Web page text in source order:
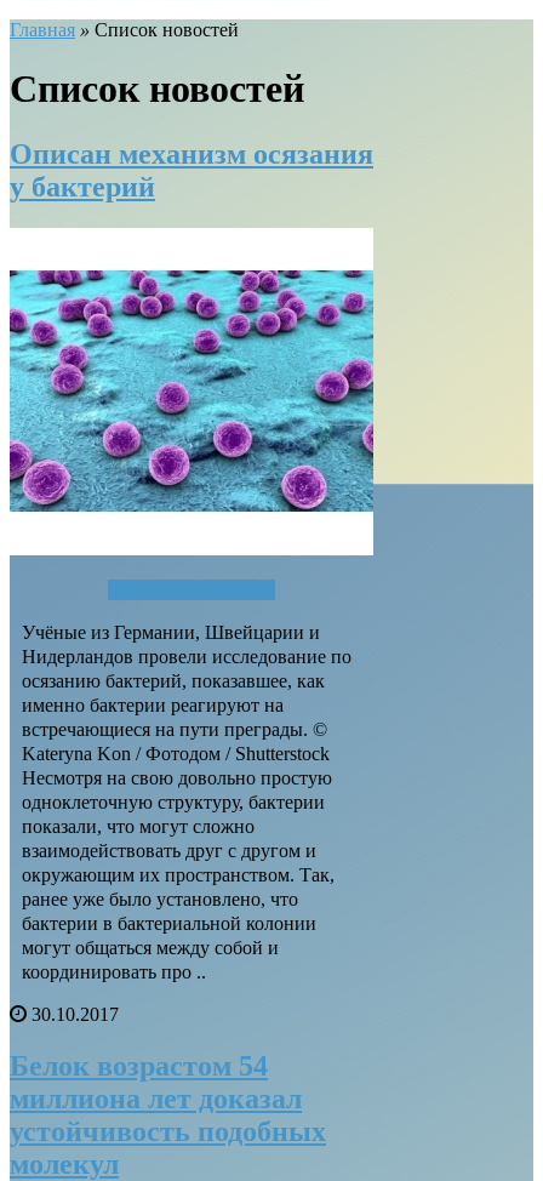
Главная » Список новостей
Список новостей
Описан механизм осязания
у бактерий
Учёные из Германии, Швейцарии и
Нидерландов провели исследование по
осязанию бактерий, показавшее, как
именно бактерии реагируют на
встречающиеся на пути преграды. ©
Kateryna Kon / Фотодом / Shutterstock
Несмотря на свою довольно простую
одноклеточную структуру, бактерии
показали, что могут сложно
взаимодействовать друг с другом и
окружающим их пространством. Так,
ранее уже было установлено, что
бактерии в бактериальной колонии
могут общаться между собой и
координировать про ..
30.10.2017
Белок возрастом 54
миллиона лет доказал
устойчивость подобных
молекул